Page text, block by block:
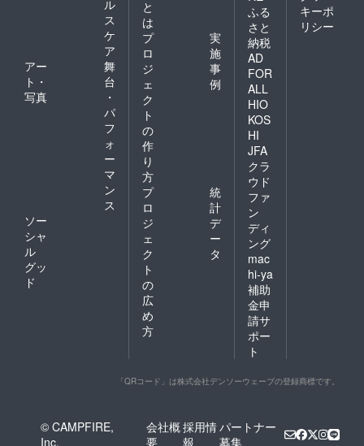
ル
ス
ケ
ア
アー
ト・
写真
舞
台
・
パ
フ
ォ
ー
マ
ン
ス
ソー
シャ
ル
グッ
ド
と
は
プ
ロ
ジ
ェ
ク
ト
の
作
り
方
実
施
事
例
プ
ロ
ジ
ェ
ク
ト
の
広
め
方
統
計
デ
ー
タ
ふる
さと
納税
AD
FOR
ALL
HIO
KOS
HI
JFA
クラ
ウド
ファ
ン
ディ
ング
mac
hi-ya
補助
金申
請サ
ポー
ト
キーポ
リシー
「QRコード」は株式会社デンソーウェーブの登録商標です。
© CAMPFIRE,
Inc.
会社概
要
採用情
報
パートナー
募集